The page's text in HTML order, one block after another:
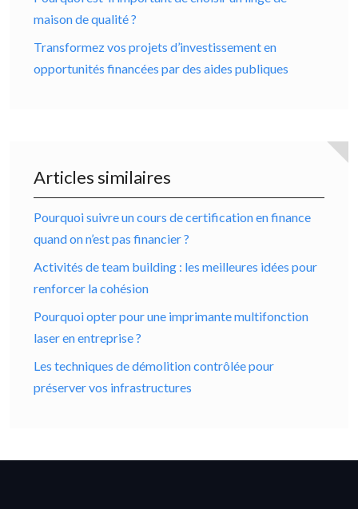
maison de qualité ?
Transformez vos projets d’investissement en
opportunités financées par des aides publiques
Articles similaires
Pourquoi suivre un cours de certification en finance
quand on n’est pas financier ?
Activités de team building : les meilleures idées pour
renforcer la cohésion
Pourquoi opter pour une imprimante multifonction
laser en entreprise ?
Les techniques de démolition contrôlée pour
préserver vos infrastructures